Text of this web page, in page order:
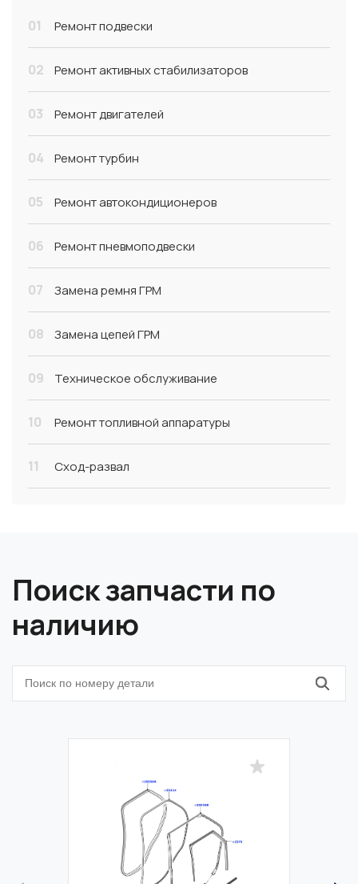
01 Ремонт подвески
02 Ремонт активных стабилизаторов
03 Ремонт двигателей
04 Ремонт турбин
05 Ремонт автокондиционеров
06 Ремонт пневмоподвески
07 Замена ремня ГРМ
08 Замена цепей ГРМ
09 Техническое обслуживание
10 Ремонт топливной аппаратуры
11 Сход-развал
Поиск запчасти по
наличию